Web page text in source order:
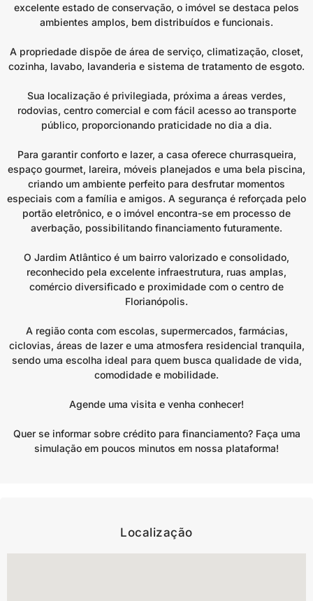
excelente estado de conservação, o imóvel se destaca pelos
ambientes amplos, bem distribuídos e funcionais.
A propriedade dispõe de área de serviço, climatização, closet,
cozinha, lavabo, lavanderia e sistema de tratamento de esgoto.
Sua localização é privilegiada, próxima a áreas verdes,
rodovias, centro comercial e com fácil acesso ao transporte
público, proporcionando praticidade no dia a dia.
Para garantir conforto e lazer, a casa oferece churrasqueira,
espaço gourmet, lareira, móveis planejados e uma bela piscina,
criando um ambiente perfeito para desfrutar momentos
especiais com a família e amigos. A segurança é reforçada pelo
portão eletrônico, e o imóvel encontra-se em processo de
averbação, possibilitando financiamento futuramente.
O Jardim Atlântico é um bairro valorizado e consolidado,
reconhecido pela excelente infraestrutura, ruas amplas,
comércio diversificado e proximidade com o centro de
Florianópolis.
A região conta com escolas, supermercados, farmácias,
ciclovias, áreas de lazer e uma atmosfera residencial tranquila,
sendo uma escolha ideal para quem busca qualidade de vida,
comodidade e mobilidade.
Agende uma visita e venha conhecer!
Quer se informar sobre crédito para financiamento? Faça uma
simulação em poucos minutos em nossa plataforma!
Localização